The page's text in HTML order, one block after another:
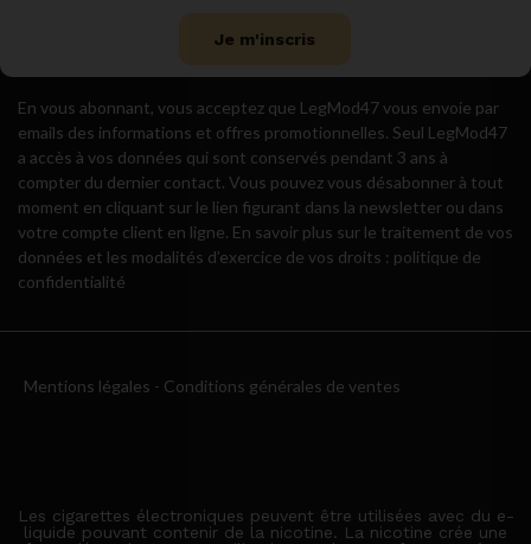
Je m'inscris
En vous abonnant, vous acceptez que LegMod47 vous envoie par
emails des informations et offres promotionnelles. Seul LegMod47
a accès à vos données qui sont conservés pendant 3 ans à
compter du dernier contact. Vous pouvez vous désabonner à tout
moment en cliquant sur le lien figurant dans la newsletter ou dans
votre compte client en ligne. En savoir plus sur le traitement de vos
données et les modalités d’exercice de vos droits : politique de
confidentialité
Mentions légales - Conditions générales de ventes
Les cigarettes électroniques peuvent être utilisées avec du e-
liquide pouvant contenir de la nicotine. La nicotine crée une